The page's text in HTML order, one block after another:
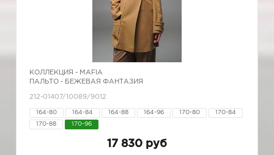
КОЛЛЕКЦИЯ - MAFIA
ПАЛЬТО - БЕЖЕВАЯ ФАНТАЗИЯ
212-01407/10089/9012
164-80 164-84 164-88 164-96 170-80 170-84
170-88 170-96
17 830 руб